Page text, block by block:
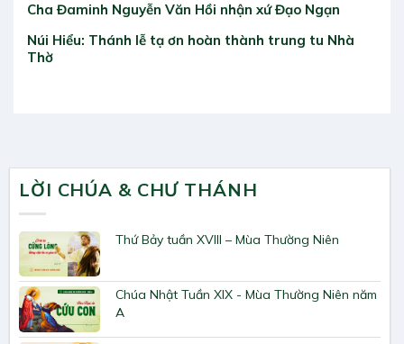
Cha Đaminh Nguyễn Văn Hồi nhận xứ Đạo Ngạn
Núi Hiểu: Thánh lễ tạ ơn hoàn thành trung tu Nhà
Thờ
LỜI CHÚA & CHƯ THÁNH
Thứ Bảy tuần XVIII – Mùa Thường Niên
Chúa Nhật Tuần XIX - Mùa Thường Niên năm
A